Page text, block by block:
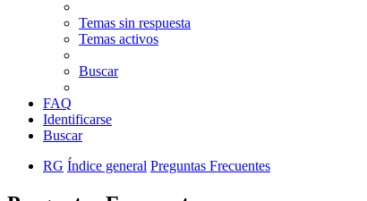
Temas sin respuesta
Temas activos
Buscar
FAQ
Identificarse
Buscar
RG Índice general Preguntas Frecuentes